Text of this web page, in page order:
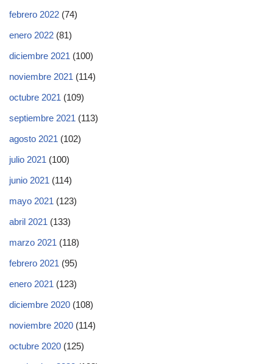
febrero 2022 (74)
enero 2022 (81)
diciembre 2021 (100)
noviembre 2021 (114)
octubre 2021 (109)
septiembre 2021 (113)
agosto 2021 (102)
julio 2021 (100)
junio 2021 (114)
mayo 2021 (123)
abril 2021 (133)
marzo 2021 (118)
febrero 2021 (95)
enero 2021 (123)
diciembre 2020 (108)
noviembre 2020 (114)
octubre 2020 (125)